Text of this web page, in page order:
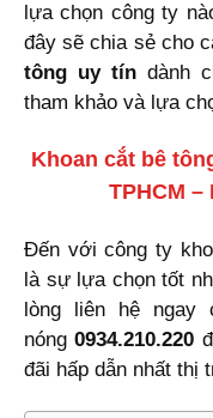
lựa chọn công ty
đây sẽ chia sẻ cho
tông uy tíndành
tham khảo và lựa
Khoan cắt bê
TPHCM –
Đến với công ty
là sự lựa chọn tốt
lòng liên hệ ngay
nóng0934.210.220
đãi hấp dẫn nhất thị